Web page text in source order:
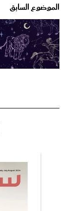
الموضوع السابق